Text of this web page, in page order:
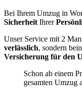
Bei Ihrem Umzug in
Sicherheit Ihrer
Unser Service mit 2
verlässlich, sondern
Versicherung für den
Schon ab einem
gesamten Umzug